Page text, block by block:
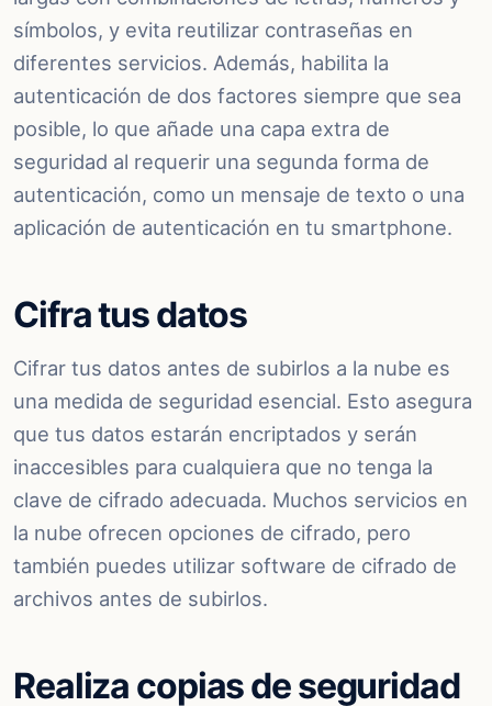
símbolos, y evita reutilizar contraseñas en
diferentes servicios. Además, habilita la
autenticación de dos factores siempre que sea
posible, lo que añade una capa extra de
seguridad al requerir una segunda forma de
autenticación, como un mensaje de texto o una
aplicación de autenticación en tu smartphone.
Cifra tus datos
Cifrar tus datos antes de subirlos a la nube es
una medida de seguridad esencial. Esto asegura
que tus datos estarán encriptados y serán
inaccesibles para cualquiera que no tenga la
clave de cifrado adecuada. Muchos servicios en
la nube ofrecen opciones de cifrado, pero
también puedes utilizar software de cifrado de
archivos antes de subirlos.
Realiza copias de seguridad